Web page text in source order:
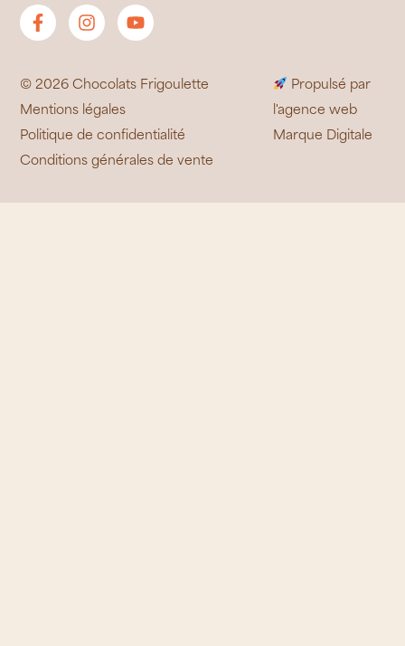
© 2026 Chocolats Frigoulette
Mentions légales
Politique de confidentialité
Conditions générales de vente
Propulsé par
l'agence web
Marque Digitale